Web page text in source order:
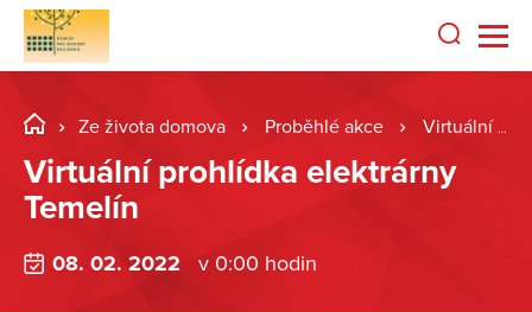
Ze života domova Proběhlé akce Virtuální prohlídka elektrárny Temelín
Virtuální prohlídka elektrárny
Temelín
08. 02. 2022 v 0:00 hodin